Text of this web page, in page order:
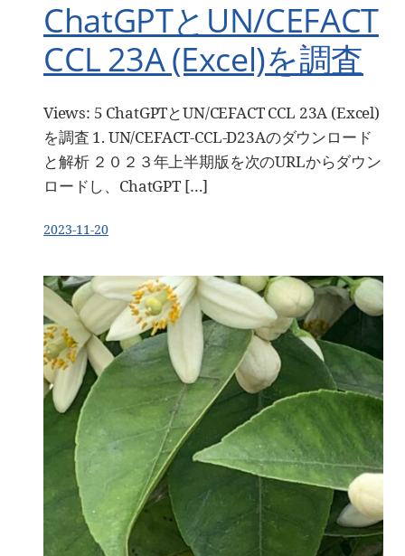
ChatGPTとUN/CEFACT
CCL 23A (Excel)を調査
Views: 5 ChatGPTとUN/CEFACT CCL 23A (Excel)
を調査 1. UN/CEFACT-CCL-D23Aのダウンロード
と解析 ２０２３年上半期版を次のURLからダウン
ロードし、ChatGPT […]
2023-11-20